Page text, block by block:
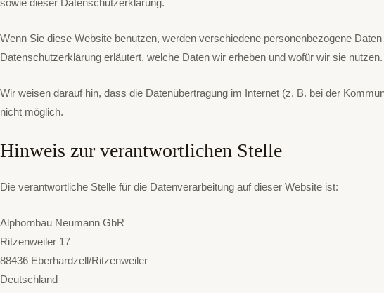
sowie dieser Datenschutzerklärung.
Wenn Sie diese Website benutzen, werden verschiedene personenbezogene
Datenschutzerklärung erläutert, welche Daten wir erheben und wofür wir sie
Wir weisen darauf hin, dass die Datenübertragung im Internet (z. B. bei der
nicht möglich.
Hinweis zur verantwortlichen Stelle
Die verantwortliche Stelle für die Datenverarbeitung auf dieser Website ist:
Alphornbau Neumann GbR
Ritzenweiler 17
88436 Eberhardzell/Ritzenweiler
Deutschland